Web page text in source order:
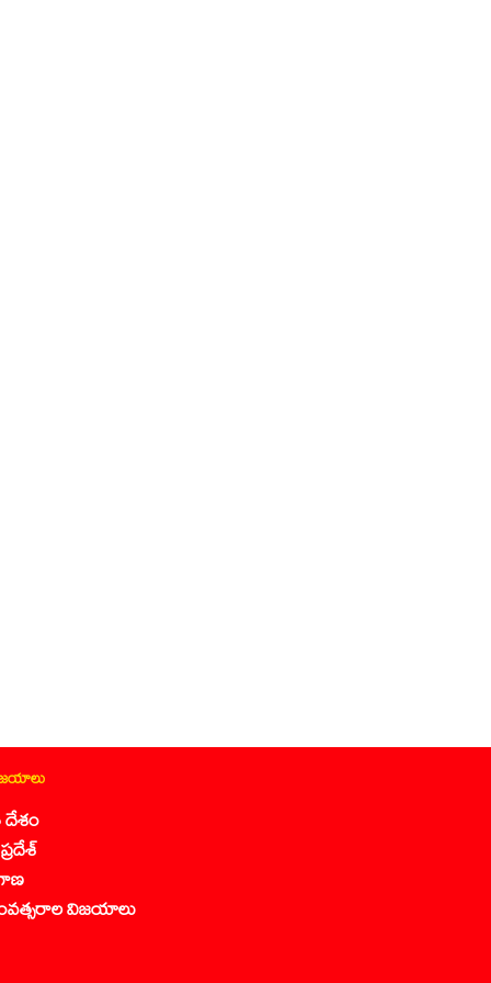
విజయాలు